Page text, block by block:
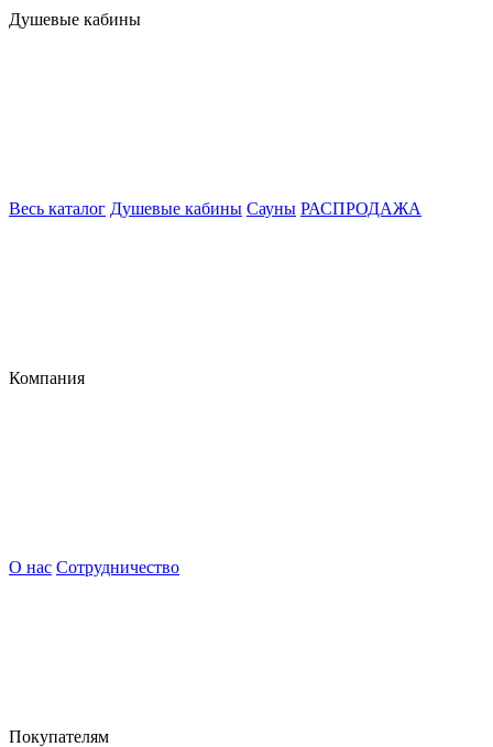
Душевые кабины
Весь каталог Душевые кабины Сауны РАСПРОДАЖА
Компания
О нас Сотрудничество
Покупателям